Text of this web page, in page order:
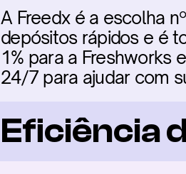
A Freedx é a escolha
depósitos rápidos e é
1% para a Freshworks
24/7 para ajudar com
Eficiência